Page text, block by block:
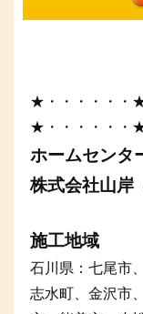
★・・・・・・
★・・・・・・
ホームセンタ
株式会社山岸
施工地域
石川県：七尾市
志水町、金沢市